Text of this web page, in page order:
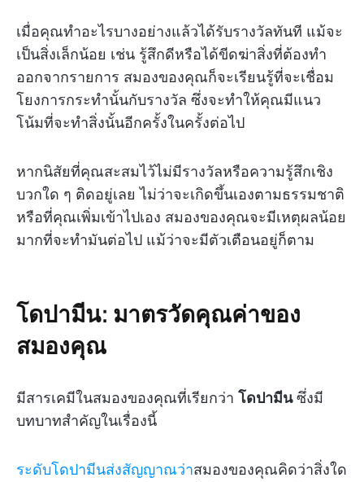
เมื่อคุณทำอะไรบางอย่างแล้วได้รับรางวัลทันที แม้จะ
เป็นสิ่งเล็กน้อย เช่น รู้สึกดีหรือได้ขีดฆ่าสิ่งที่ต้องทำ
ออกจากรายการ สมองของคุณก็จะเรียนรู้ที่จะเชื่อม
โยงการกระทำนั้นกับรางวัล ซึ่งจะทำให้คุณมีแนว
โน้มที่จะทำสิ่งนั้นอีกครั้งในครั้งต่อไป
หากนิสัยที่คุณสะสมไว้ไม่มีรางวัลหรือความรู้สึกเชิง
บวกใด ๆ ติดอยู่เลย ไม่ว่าจะเกิดขึ้นเองตามธรรมชาติ
หรือที่คุณเพิ่มเข้าไปเอง สมองของคุณจะมีเหตุผลน้อย
มากที่จะทำมันต่อไป แม้ว่าจะมีตัวเตือนอยู่ก็ตาม
โดปามีน: มาตรวัดคุณค่าของ
สมองคุณ
มีสารเคมีในสมองของคุณที่เรียกว่า โดปามีนซึ่งมี
บทบาทสำคัญในเรื่องนี้
ระดับโดปามีนส่งสัญญาณว่าสมองของคุณคิดว่าสิ่งใด